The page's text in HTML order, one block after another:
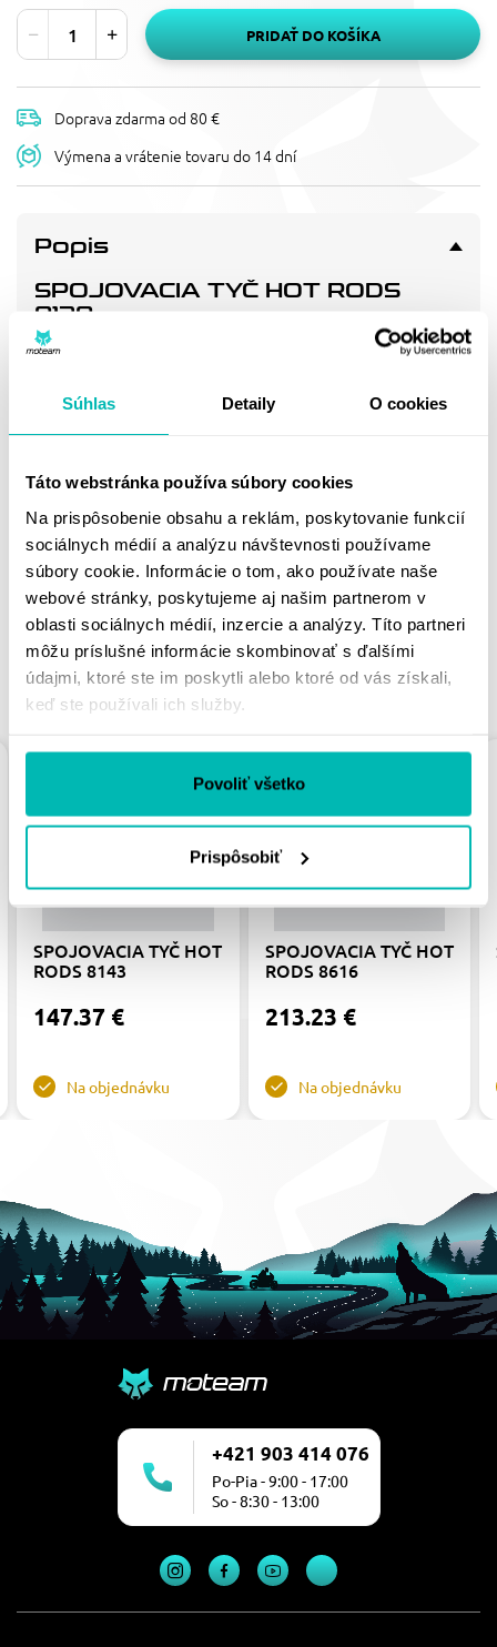
Súhlas Detaily O cookies
Táto webstránka používa súbory cookies
Na prispôsobenie obsahu a reklám, poskytovanie funkcií
sociálnych médií a analýzu návštevnosti používame
súbory cookie. Informácie o tom, ako používate naše
webové stránky, poskytujeme aj našim partnerom v
oblasti sociálnych médií, inzercie a analýzy. Títo partneri
môžu príslušné informácie skombinovať s ďalšími
údajmi, ktoré ste im poskytli alebo ktoré od vás získali,
keď ste používali ich služby.
Povoliť všetko
Prispôsobiť
PRIDAŤ DO KOŠÍKA
Doprava zdarma od 80 €
Výmena a vrátenie tovaru do 14 dní
Popis
SPOJOVACIA TYČ HOT RODS
8138
Connecting rod
Doprava a vrátenie
MOHLO BY SA VÁM
PÁČIŤ
PODOBNÉ PRODUKTY
SPOJOVACIA TYČ HOT
RODS 8143
147.37 €
Na objednávku
SPOJOVACIA TYČ HOT
RODS 8616
213.23 €
Na objednávku
+421 903 414 076
Po-Pia - 9:00 - 17:00
So - 8:30 - 13:00